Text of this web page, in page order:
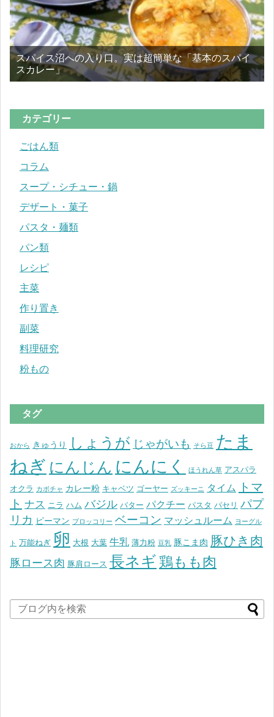
スパイス沼への入り口。実は超簡単な「基本のスパイ
スカレー」
カテゴリー
ごはん類
コラム
スープ・シチュー・鍋
デザート・菓子
パスタ・麺類
パン類
レシピ
主菜
作り置き
副菜
料理研究
粉もの
タグ
おから きゅうり しょうが じゃがいも そら豆 たま
ねぎ にんじん にんにく ほうれん草 アスパラ
オクラ カボチャ カレー粉 キャベツ ゴーヤー ズッキーニ タイム
トマ
ト ナス ニラ ハム バジル バター パクチー パスタ パセリ パプ
リカ ピーマン ブロッコリー ベーコン マッシュルーム ヨーグル
ト 万能ねぎ 卵 大根 大葉 牛乳 薄力粉 豆乳 豚こま肉 豚ひき肉
豚ロース肉 豚肩ロース 長ネギ鶏もも肉